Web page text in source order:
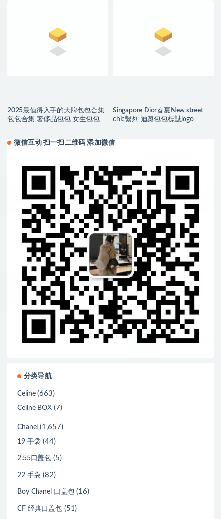
2025最值得入手的大牌包包合集
包包合集 奢侈品包包 女生包包
Singapore Dior春夏New street
chic繫列 迪奧包包標誌logo
微信互动 扫一扫二维码 添加微信
分类导航
Celine (663)
Celine BOX (7)
Chanel (1,657)
19 手袋 (44)
2.55口盖包 (5)
22 手袋 (82)
Boy Chanel 口盖包 (16)
CF 经典口盖包 (51)